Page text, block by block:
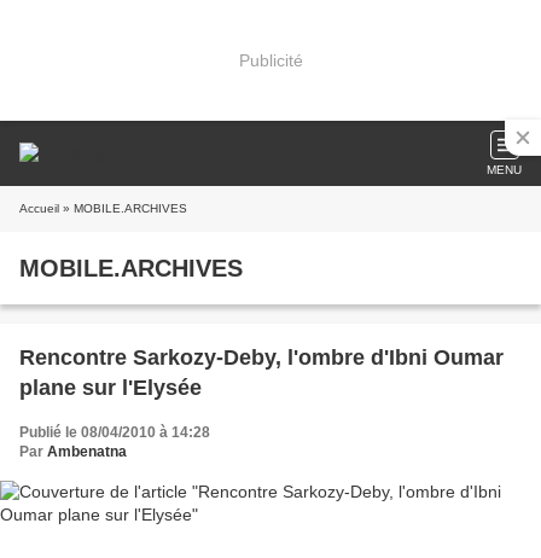
Publicité
MENU
Accueil » MOBILE.ARCHIVES
MOBILE.ARCHIVES
Rencontre Sarkozy-Deby, l'ombre d'Ibni Oumar
plane sur l'Elysée
Publié le 08/04/2010 à 14:28
Par Ambenatna